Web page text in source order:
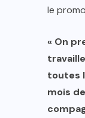
le
« On
toutes
mois